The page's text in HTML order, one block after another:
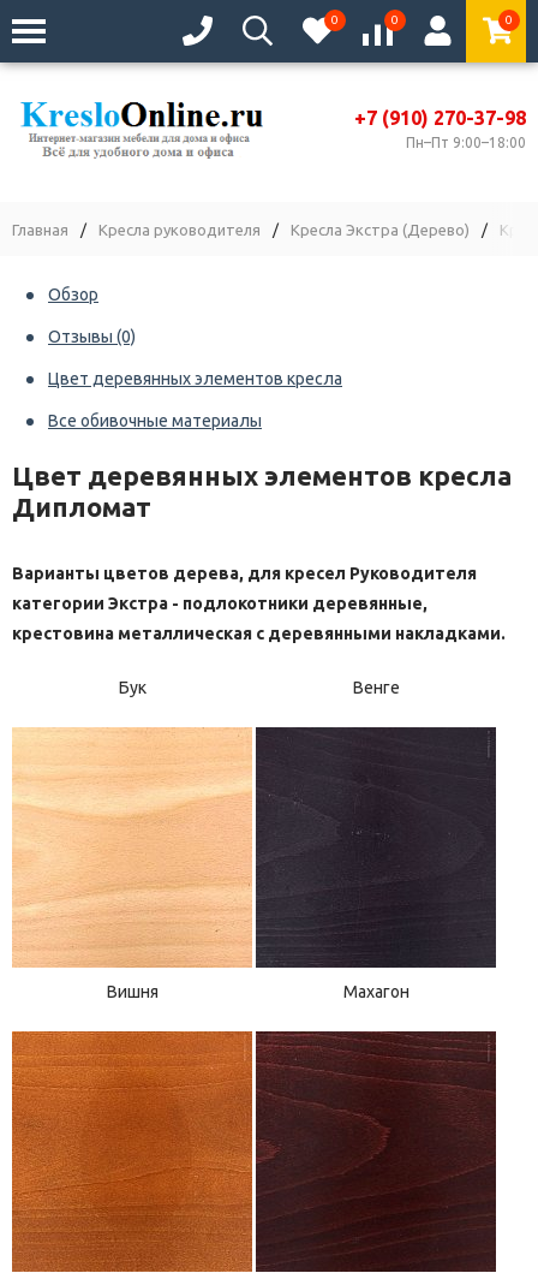
0 0 0
+7 (910) 270-37-98
Пн–Пт 9:00–18:00
Главная / Кресла руководителя / Кресла Экстра (Дерево) /
Обзор
Отзывы (0)
Цвет деревянных элементов кресла
Все обивочные материалы
Цвет деревянных элементов кресла
Дипломат
Варианты цветов дерева, для кресел Руководителя
категории Экстра - подлокотники деревянные,
крестовина металлическая с деревянными накладками.
Бук Венге
Вишня Махагон